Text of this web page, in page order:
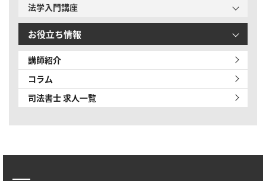
法学入門講座
お役立ち情報
講師紹介
コラム
司法書士 求人一覧